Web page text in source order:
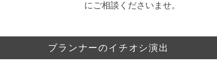
にご相談くださいませ。
プランナーのイチオシ演出